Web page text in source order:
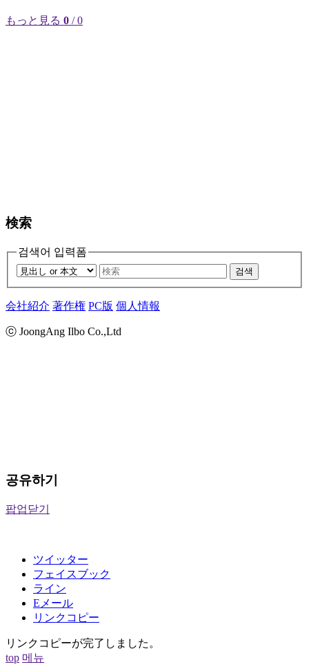
もっと見る 0 / 0
検索
검색어 입력폼
검색
会社紹介 著作権 PC版 個人情報
ⓒ JoongAng Ilbo Co.,Ltd
공유하기
팝업닫기
ツイッター
フェイスブック
ライン
Eメール
リンクコピー
リンクコピーが完了しました。
top 메뉴